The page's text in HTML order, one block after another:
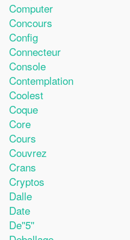
Computer
Concours
Config
Connecteur
Console
Contemplation
Coolest
Coque
Core
Cours
Couvrez
Crans
Cryptos
Dalle
Date
De''5''